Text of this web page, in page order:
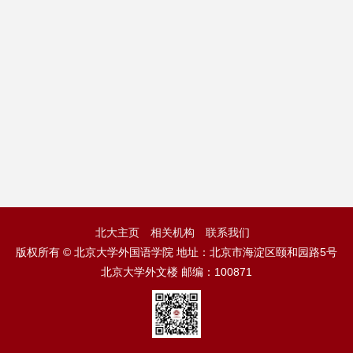
北大主页 相关机构
联系我们
版权所有 © 北京大学外国语学院 地址：北京市海淀区颐和园路5号
北京大学外文楼 邮编：100871